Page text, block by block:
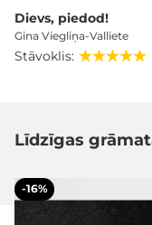
Dievs, piedod!
Gina Viegliņa-Valliete
Stāvoklis:
Līdzīgas
-16%